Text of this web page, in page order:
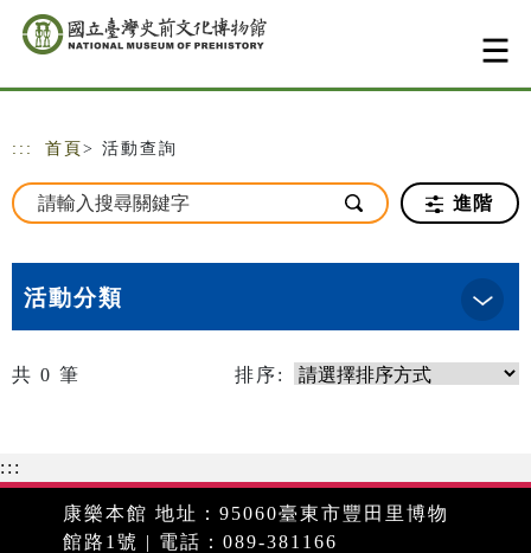
跳到主要內容
網站導覽
::: 首頁 > 活動查詢
進階
活動分類
共 0 筆 排序:
:::
康樂本館 地址：95060臺東市豐田里博物
館路1號 | 電話：089-381166